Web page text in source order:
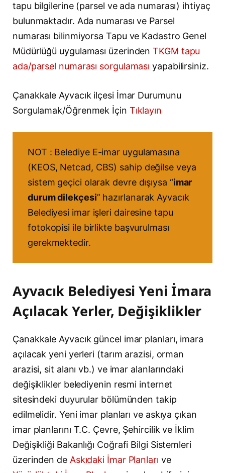
tapu bilgilerine (parsel ve ada numarası) ihtiyaç
bulunmaktadır. Ada numarası ve Parsel
numarası bilinmiyorsa Tapu ve Kadastro Genel
Müdürlüğü uygulaması üzerindenTKGM tapu
ada/parsel numarası sorgulaması yapabilirsiniz.
Çanakkale Ayvacık ilçesi İmar Durumunu
Sorgulamak/Öğrenmek İçin Tıklayın
NOT : Belediye E-imar uygulamasına
(KEOS, Netcad, CBS) sahip değilse veya
sistem geçici olarak devre dışıysa “imar
durum dilekçesi” hazırlanarak Ayvacık
Belediyesi imar işleri dairesine tapu
fotokopisi ile birlikte başvurulması
gerekmektedir.
Ayvacık Belediyesi Yeni İmara
Açılacak Yerler, Değişiklikler
Çanakkale Ayvacık güncel imar planları, imara
açılacak yeni yerleri (tarım arazisi, orman
arazisi, sit alanı vb.) ve imar alanlarındaki
değişiklikler belediyenin resmi internet
sitesindeki duyurular bölümünden takip
edilmelidir. Yeni imar planları ve askıya çıkan
imar planlarını T.C. Çevre, Şehircilik ve İklim
Değişikliği Bakanlığı Coğrafi Bilgi Sistemleri
üzerinden de Askıdaki İmar Planları ve